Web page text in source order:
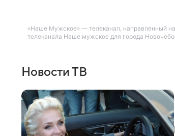
«Наше Мужское» — телеканал, направленный
телеканала Наше мужское для города
Новости ТВ